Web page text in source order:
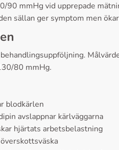
mmHg vid upprepade
sällan ger symptom men
80 mmHg.
blodkärlen
avslappnar kärlväggarna
hjärtats arbetsbelastning